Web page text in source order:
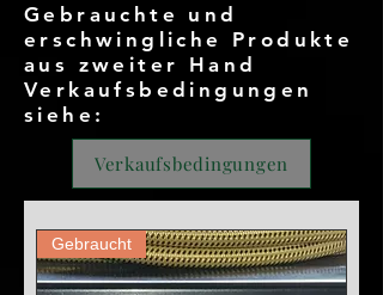
Gebrauchte und
erschwingliche Produkte
aus zweiter Hand
Verkaufsbedingungen
siehe:
Verkaufsbedingungen
Gebraucht